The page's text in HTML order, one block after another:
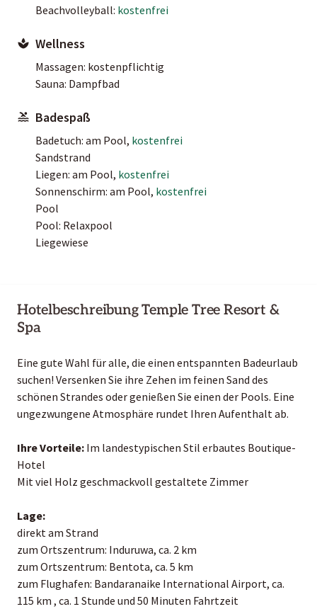
Beachvolleyball: kostenfrei
Wellness
Massagen: kostenpflichtig
Sauna: Dampfbad
Badespaß
Badetuch: am Pool, kostenfrei
Sandstrand
Liegen: am Pool, kostenfrei
Sonnenschirm: am Pool, kostenfrei
Pool
Pool: Relaxpool
Liegewiese
Hotelbeschreibung Temple Tree Resort &
Spa
Eine gute Wahl für alle, die einen entspannten Badeurlaub
suchen! Versenken Sie ihre Zehen im feinen Sand des
schönen Strandes oder genießen Sie einen der Pools. Eine
ungezwungene Atmosphäre rundet Ihren Aufenthalt ab.
Ihre Vorteile: Im landestypischen Stil erbautes Boutique-
Hotel
Mit viel Holz geschmackvoll gestaltete Zimmer
Lage:
direkt am Strand
zum Ortszentrum: Induruwa, ca. 2 km
zum Ortszentrum: Bentota, ca. 5 km
zum Flughafen: Bandaranaike International Airport, ca.
115 km , ca. 1 Stunde und 50 Minuten Fahrtzeit